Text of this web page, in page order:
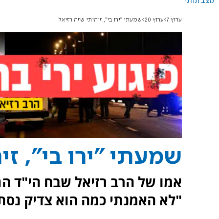
ערוץ 7 ערוץ 20 שמעתי "ירו בי", זיהיתי שזה רזיאל
שמעתי "ירו בי",
אמו של הרב רזיאל שבח הי"ד
"לא האמנתי כמה הוא צדיק